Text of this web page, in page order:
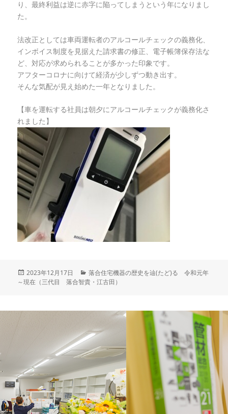
り、最終利益は逆に赤字に陥ってしまうという年になりまし
た。
法改正としては車両運転者のアルコールチェックの義務化、
インボイス制度を見据えた請求書の修正、電子帳簿保存法な
ど、対応が求められることが多かった印象です。
アフターコロナに向けて経済が少しずつ動き出す。
そんな気配が見え始めた一年となりました。
【車を運転する社員は朝夕にアルコールチェックが義務化さ
れました】
投
稿
2023年12月17日
カ
テ
ー
落合住宅機器の歴史を辿(たど)る 令和元年
～現在（三代目 落合智貴・江古田）